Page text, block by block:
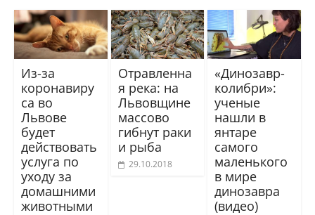
Из-за
коронавиру
са во
Львове
будет
действовать
услуга по
уходу за
домашними
животными
Отравленна
я река: на
Львовщине
массово
гибнут раки
и рыба
29.10.2018
«Динозавр-
колибри»:
ученые
нашли в
янтаре
самого
маленького
в мире
динозавра
(видео)